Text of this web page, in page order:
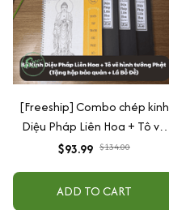
[Freeship] Combo chép kinh
Diệu Pháp Liên Hoa + Tô vẽ
hình tướng Phật in mờ (Tặng
mạ vàng)
$93.99 $134.00
ADD TO CART